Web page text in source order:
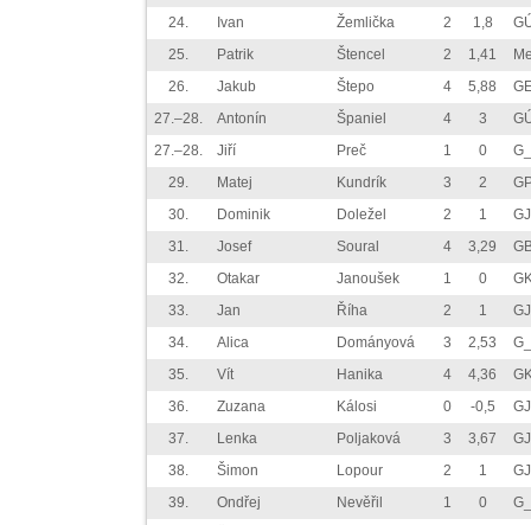
24.
Ivan Žemlička 2 1,8
25.
Patrik Štencel 2 1,41
26.
Jakub Štepo 4 5,88
27.–28.
Antonín Španiel 4 3
27.–28.
Jiří Preč 1 0
29.
Matej Kundrík 3 2
30.
Dominik Doležel 2 1
31.
Josef Soural 4 3,29
32.
Otakar Janoušek 1 0
33.
Jan Říha 2 1
34.
Alica Dományová 3 2,53
35.
Vít Hanika 4 4,36
36.
Zuzana Kálosi 0 -0,5
37.
Lenka Poljaková 3 3,67
38.
Šimon Lopour 2 1
39.
Ondřej Nevěřil 1 0